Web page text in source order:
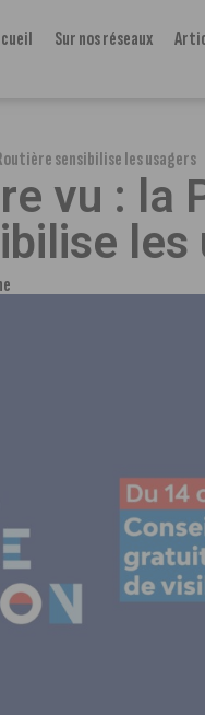
Sur nos réseaux
sensibilise les usagers
vu : la
les